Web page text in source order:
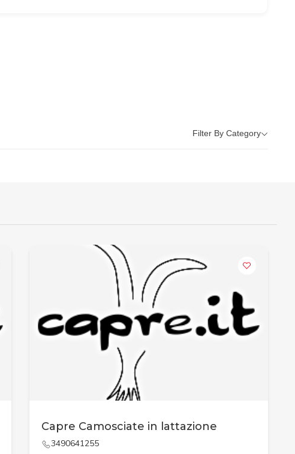
Filter By Category
Capre Camosciate in lattazione
3490641255